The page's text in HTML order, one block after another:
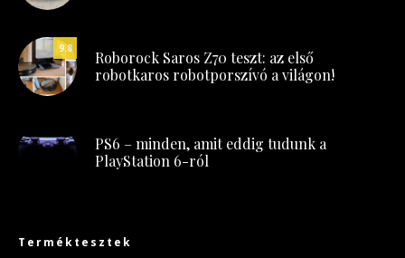
9.8
Roborock Saros Z70 teszt: az első
robotkaros robotporszívó a világon!
PS6 – minden, amit eddig tudunk a
PlayStation 6-ról
Terméktesztek